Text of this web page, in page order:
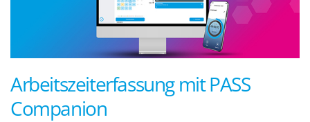
Arbeitszeiterfassung mit PASS
Companion